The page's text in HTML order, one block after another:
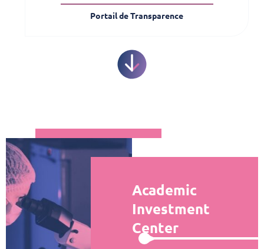
Portail de Transparence
Academic
Investment
Center